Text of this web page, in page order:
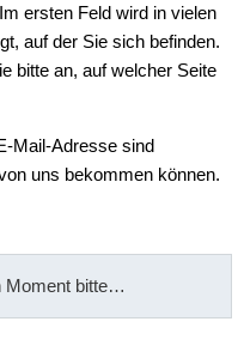
ersten Feld wird in vielen
auf der Sie sich befinden.
bitte an, auf welcher Seite
Mail-Adresse sind
uns bekommen können.
Moment bitte…